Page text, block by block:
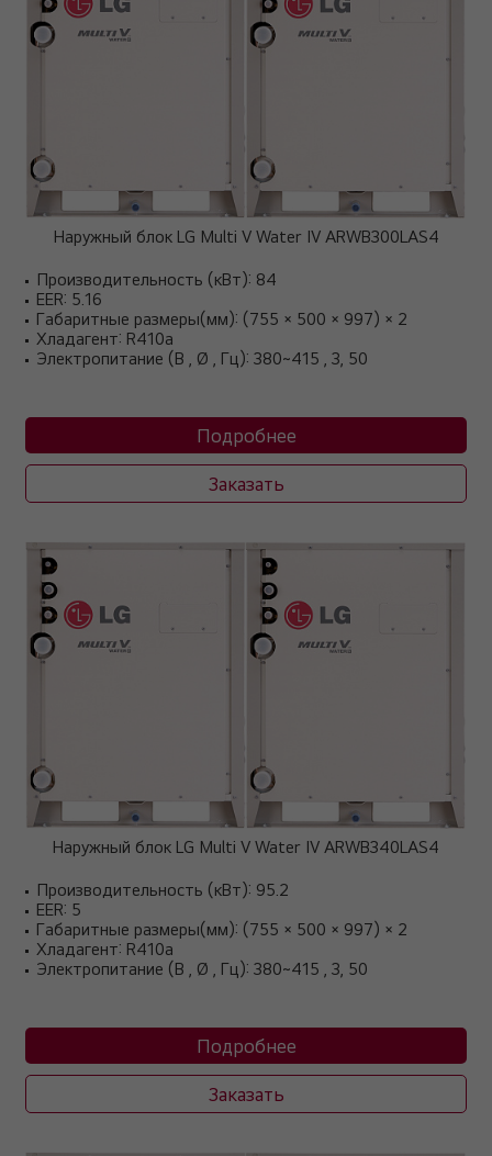
Наружный блок LG Multi V Water IV ARWB300LAS4
Производительность (кВт): 84
EER: 5.16
Габаритные размеры(мм): (755 × 500 × 997) × 2
Хладагент: R410a
Электропитание (В , Ø , Гц): 380~415 , 3, 50
Подробнее
Заказать
Наружный блок LG Multi V Water IV ARWB340LAS4
Производительность (кВт): 95.2
EER: 5
Габаритные размеры(мм): (755 × 500 × 997) × 2
Хладагент: R410a
Электропитание (В , Ø , Гц): 380~415 , 3, 50
Подробнее
Заказать